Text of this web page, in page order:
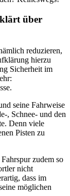
über
reduzieren,
hierzu
Sicherheit im
seine Fahrweise
, Schnee- und den
Denn viele
Pisten zu
zudem so
nicht
dass im
möglichen